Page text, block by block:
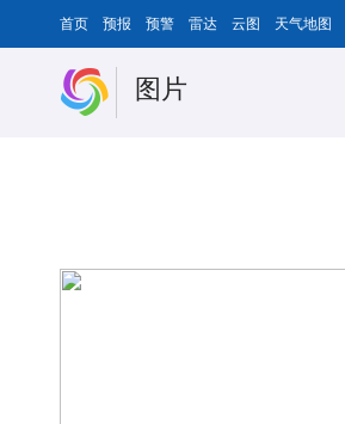
首页 预报 预警 雷达 云图 天气地图
图片